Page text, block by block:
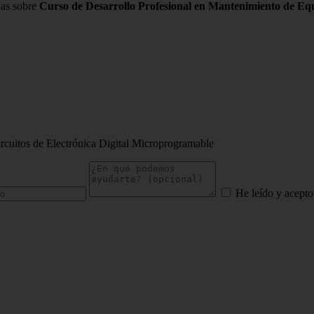
sobre Curso de Desarrollo Profesional en Mantenimiento de
de Electrónica Digital Microprogramable
He leído y